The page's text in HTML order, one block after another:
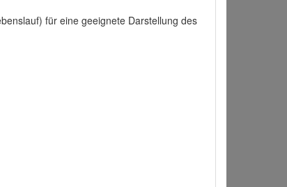
für eine geeignete Darstellung des